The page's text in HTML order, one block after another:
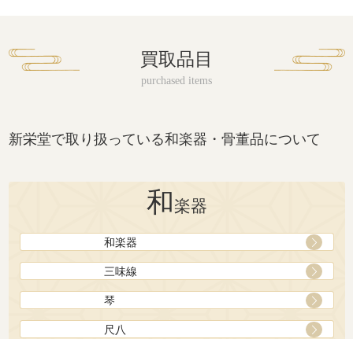
買取品目
新栄堂で取り扱っている和楽器・骨董品について
和 楽器
和楽器
三味線
琴
尺八